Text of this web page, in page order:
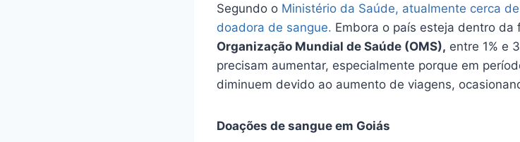
Segundo o Ministério da Saúde, atualmente cerca
doadora de sangue. Embora o país esteja dentro da
Organização Mundial de Saúde (OMS), entre 1% e
precisam aumentar, especialmente porque em
diminuem devido ao aumento de viagens,
Doações de sangue em Goiás